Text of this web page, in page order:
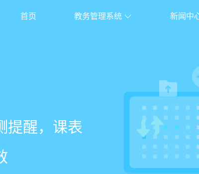
首页 教务管理系统 新闻中
易
提醒，课表
课量自动统
，沟通互动